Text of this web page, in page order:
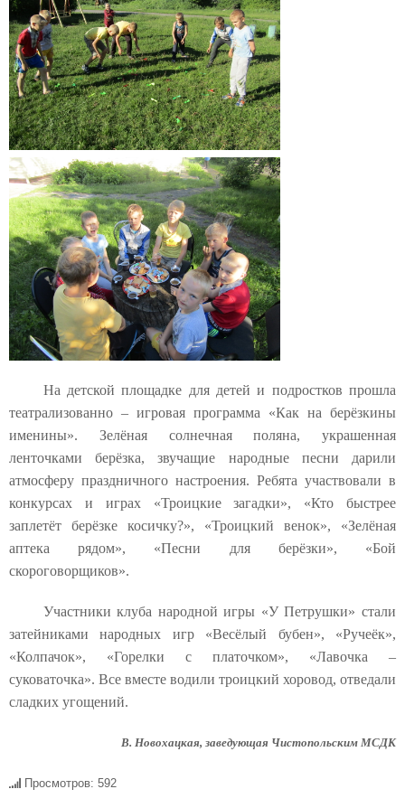
На детской площадке для детей и подростков прошла
театрализованно – игровая программа «Как на берёзкины
именины». Зелёная солнечная поляна, украшенная
ленточками берёзка, звучащие народные песни дарили
атмосферу праздничного настроения. Ребята участвовали в
конкурсах и играх «Троицкие загадки», «Кто быстрее
заплетёт берёзке косичку?», «Троицкий венок», «Зелёная
аптека рядом», «Песни для берёзки», «Бой
скороговорщиков».
Участники клуба народной игры «У Петрушки» стали
затейниками народных игр «Весёлый бубен», «Ручеёк»,
«Колпачок», «Горелки с платочком», «Лавочка –
суковаточка». Все вместе водили троицкий хоровод, отведали
сладких угощений.
В. Новохацкая, заведующая Чистопольским МСДК
Просмотров: 592